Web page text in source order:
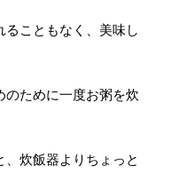
こともなく、美味し
のために一度お粥を炊
炊飯器よりちょっと